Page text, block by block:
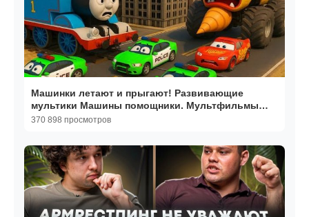
Машинки летают и прыгают! Развивающие
мультики Машины помощники. Мультфильмы
про машинки
370 898 просмотров